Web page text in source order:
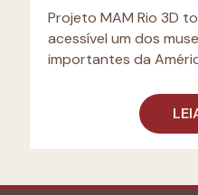
Projeto MAM Rio 3D
acessível um dos
importantes da